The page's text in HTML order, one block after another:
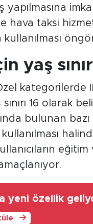
hava taksi
kullanılması
yaş
kategorilerde
16 olarak
bulunan bazı
eğitim
yeni özellik